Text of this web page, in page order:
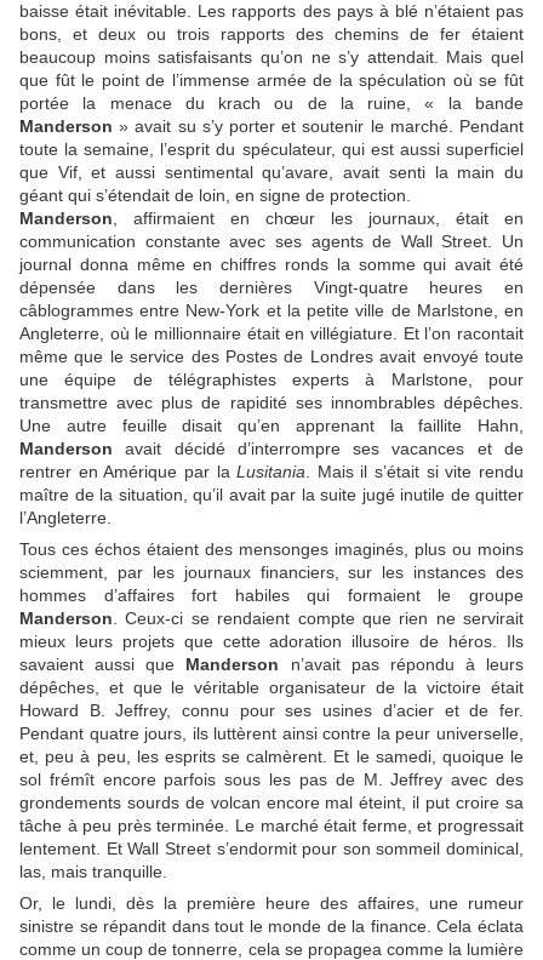
baisse était inévitable. Les rapports des pays à blé n’étaient pas
bons, et deux ou trois rapports des chemins de fer étaient
beaucoup moins satisfaisants qu’on ne s’y attendait. Mais quel
que fût le point de l’immense armée de la spéculation où se fût
portée la menace du krach ou de la ruine, « la bande
Manderson » avait su s’y porter et soutenir le marché. Pendant
toute la semaine, l’esprit du spéculateur, qui est aussi superficiel
que Vif, et aussi sentimental qu’avare, avait senti la main du
géant qui s’étendait de loin, en signe de protection.
Manderson , affirmaient en chœur les journaux, était en
communication constante avec ses agents de Wall Street. Un
journal donna même en chiffres ronds la somme qui avait été
dépensée dans les dernières Vingt-quatre heures en
câblogrammes entre New-York et la petite ville de Marlstone, en
Angleterre, où le millionnaire était en villégiature. Et l’on racontait
même que le service des Postes de Londres avait envoyé toute
une équipe de télégraphistes experts à Marlstone, pour
transmettre avec plus de rapidité ses innombrables dépêches.
Une autre feuille disait qu’en apprenant la faillite Hahn,
Manderson avait décidé d’interrompre ses vacances et de
rentrer en Amérique par laLusitania . Mais il s’était si vite rendu
maître de la situation, qu’il avait par la suite jugé inutile de quitter
l’Angleterre.
Tous ces échos étaient des mensonges imaginés, plus ou moins
sciemment, par les journaux financiers, sur les instances des
hommes d’affaires fort habiles qui formaient le groupe
Manderson . Ceux-ci se rendaient compte que rien ne servirait
mieux leurs projets que cette adoration illusoire de héros. Ils
savaient aussi que Manderson n’avait pas répondu à leurs
dépêches, et que le véritable organisateur de la victoire était
Howard B. Jeffrey, connu pour ses usines d’acier et de fer.
Pendant quatre jours, ils luttèrent ainsi contre la peur universelle,
et, peu à peu, les esprits se calmèrent. Et le samedi, quoique le
sol frémît encore parfois sous les pas de M. Jeffrey avec des
grondements sourds de volcan encore mal éteint, il put croire sa
tâche à peu près terminée. Le marché était ferme, et progressait
lentement. Et Wall Street s’endormit pour son sommeil dominical,
las, mais tranquille.
Or, le lundi, dès la première heure des affaires, une rumeur
sinistre se répandit dans tout le monde de la finance. Cela éclata
comme un coup de tonnerre, cela se propagea comme la lumière